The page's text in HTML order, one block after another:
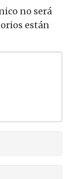
no será
están